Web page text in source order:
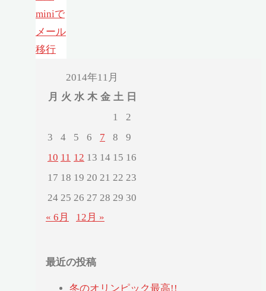
miniで
メール
移行
2014年11月
月 火 水 木 金 土 日
1
2
3
4 5 6 7 8
9
10 11 12 13 14 15 16
17 18 19 20 21 22 23
24 25 26 27 28 29 30
« 6月
12月 »
最近の投稿
冬のオリンピック最高!!